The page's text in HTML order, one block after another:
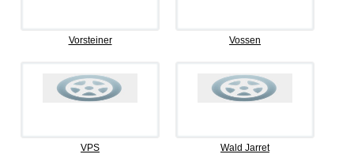
Vorsteiner Vossen
VPS Wald Jarret